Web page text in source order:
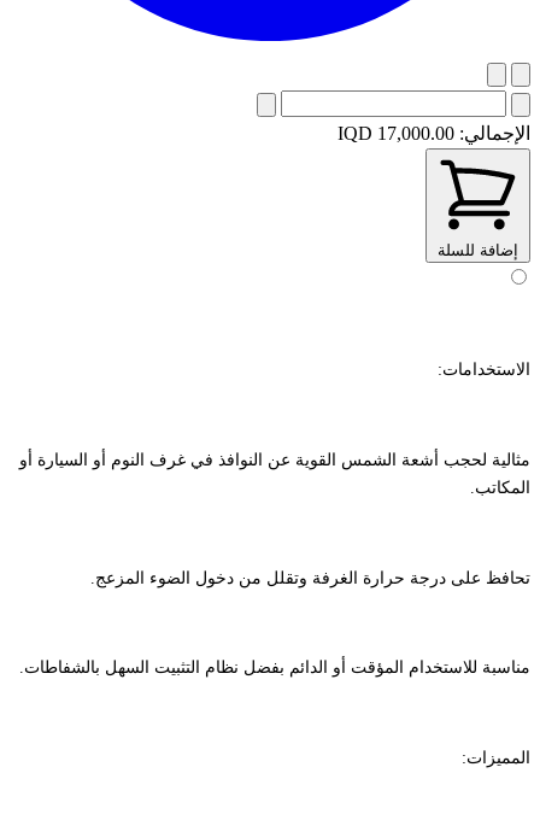
الإجمالي: IQD 17,000.00
إضافة للسلة
الاستخدامات:
مثالية لحجب أشعة الشمس القوية عن النوافذ في غرف النوم أو السيارة أو
المكاتب.
تحافظ على درجة حرارة الغرفة وتقلل من دخول الضوء المزعج.
مناسبة للاستخدام المؤقت أو الدائم بفضل نظام التثبيت السهل بالشفاطات.
المميزات: